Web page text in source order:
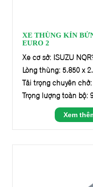
XE THÙNG KÍN
EURO 2
Xe cơ sở: ISUZU
Lòng thùng: 5.850 x
Tải trọng chuyên
Trọng lượng toàn bộ:
Xem